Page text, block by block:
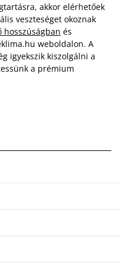
akkor elérhetőek
veszteséget okoznak
hosszúságban és
weboldalon. A
igyekszik kiszolgálni a
a prémium